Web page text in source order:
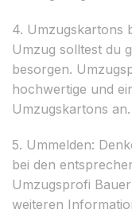
4. Umzugskartons
Umzug solltest du
besorgen.
hochwertige und
Umzugskartons an.
5. Ummelden:
bei den
Umzugsprofi
weiteren